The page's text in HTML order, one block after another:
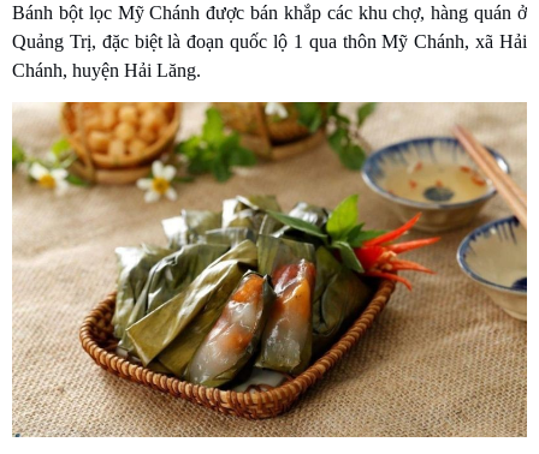
Bánh bột lọc Mỹ Chánh được bán khắp các khu chợ, hàng quán ở
Quảng Trị, đặc biệt là đoạn quốc lộ 1 qua thôn Mỹ Chánh, xã Hải
Chánh, huyện Hải Lăng.